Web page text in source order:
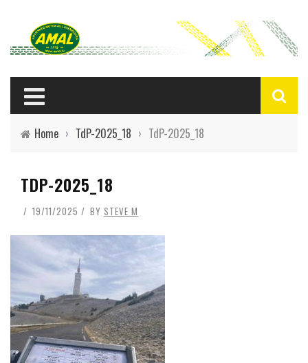
Home › TdP-2025_18 › TdP-2025_18
TDP-2025_18
19/11/2025 BY STEVE M